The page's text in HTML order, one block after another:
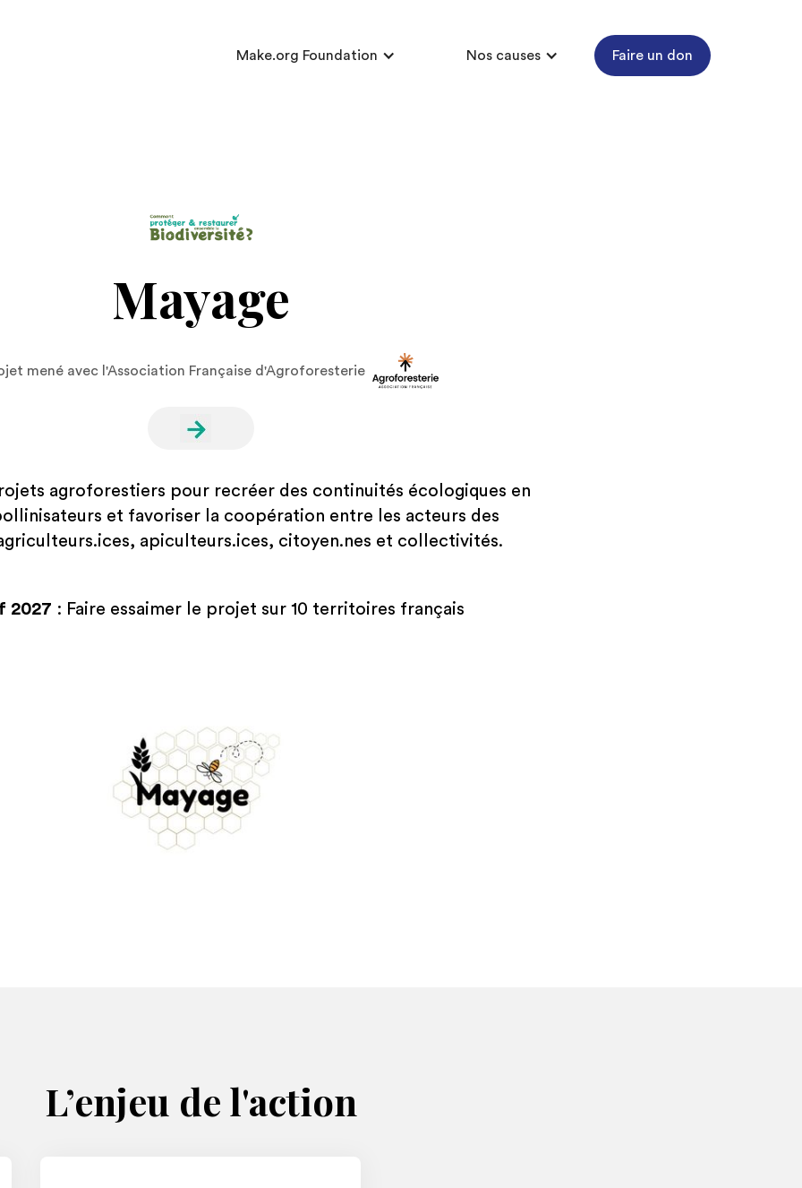
Make.org Foundation Nos causes Faire un don
Mayage
mené avec l'Association Française d'Agroforesterie
agroforestiers pour recréer des continuités écologiques en
et favoriser la coopération entre les acteurs des
apiculteurs.ices, citoyen.nes et collectivités.
2027 : Faire essaimer le projet sur 10 territoires français
L’enjeu de l'action